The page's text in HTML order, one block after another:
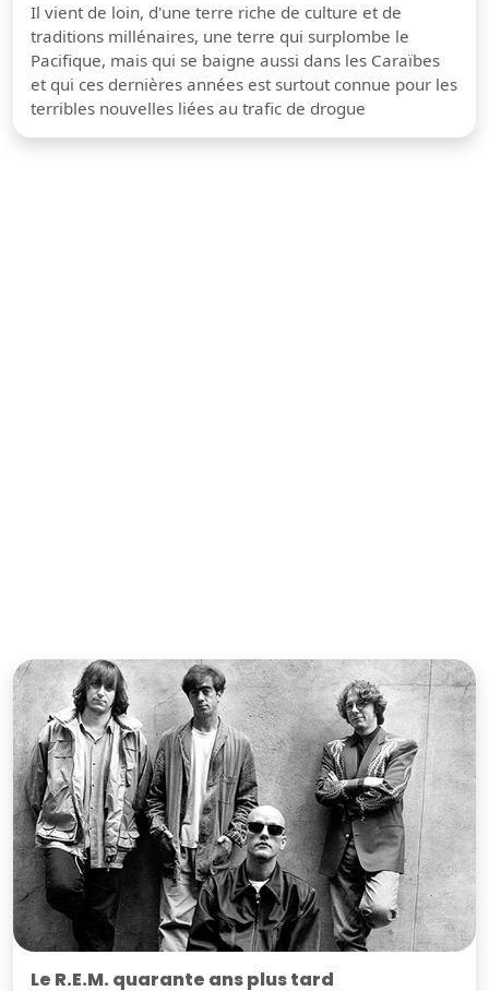
Il vient de loin, d'une terre riche de culture et de
traditions millénaires, une terre qui surplombe le
Pacifique, mais qui se baigne aussi dans les Caraïbes
et qui ces dernières années est surtout connue pour les
terribles nouvelles liées au trafic de drogue
Le R.E.M. quarante ans plus tard